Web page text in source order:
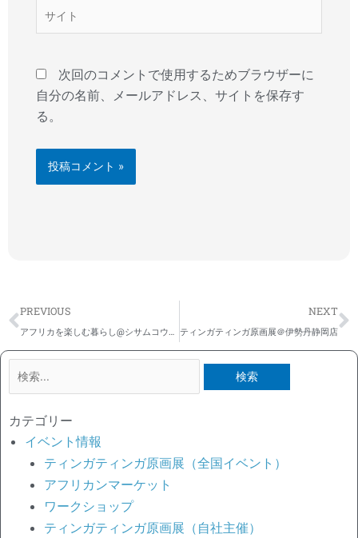
次回のコメントで使用するためブラウザーに
自分の名前、メールアドレス、サイトを保存す
る。
Prev
PREVIOUS NEXT
ティンガティンガ原画展＠伊勢丹静岡店
検
象:
カテゴリー
イベント情報
ティンガティンガ原画展（全国イベント）
アフリカンマーケット
ワークショップ
ティンガティンガ原画展（自社主催）